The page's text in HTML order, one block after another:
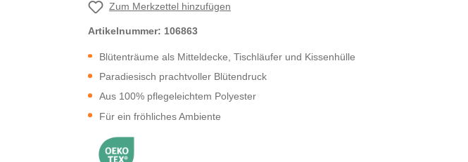
Zum Merkzettel hinzufügen
Artikelnummer: 106863
Blütenträume als Mitteldecke, Tischläufer und Kissenhülle
Paradiesisch prachtvoller Blütendruck
Aus 100% pflegeleichtem Polyester
Für ein fröhliches Ambiente